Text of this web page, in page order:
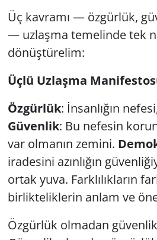
Üç kavramı — özgürlük,
— uzlaşma temelinde tek
dönüştürelim:
Üçlü Uzlaşma
Özgürlük: İnsanlığın
Güvenlik: Bu nefesin
var olmanın zemini.
iradesini azınlığın
ortak yuva. Farklılıkların
birlikteliklerin anlam ve
Özgürlük olmadan